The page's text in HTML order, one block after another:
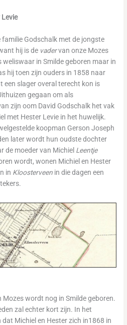
Godschalk met de jongste
hij is de vadervan onze Mozes
weliswaar in Smilde geboren maar in
hij toen zijn ouders in 1858 naar
een slager overal terecht kon is
gegaan om als
zijn oom David Godschalk het vak
met Hester Levie in het huwelijk.
koopman Gerson Joseph
later wordt hun oudste dochter
de moeder van Michiel Leentje
wordt, wonen Michiel en Hester
in Kloosterveen in die dagen een
Mozes wordt nog in Smilde geboren.
zal echter kort zijn. In het
Michiel en Hester zich in1868 in